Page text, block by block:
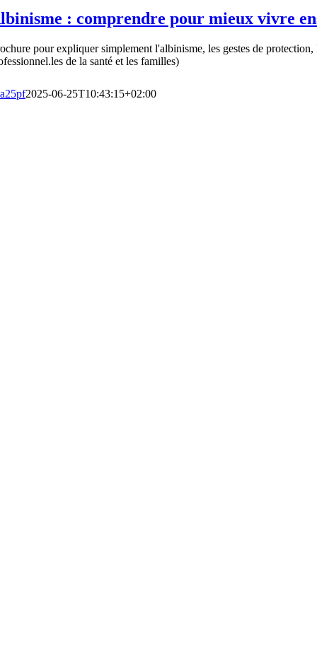
: comprendre pour mieux vivre
pour expliquer simplement l'albinisme, les gestes de
de la santé et les familles)
2025-06-25T10:43:15+02:00